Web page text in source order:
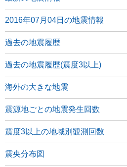
2016年07月04日の地震情報
過去の地震履歴
過去の地震履歴(震度3以上)
海外の大きな地震
震源地ごとの地震発生回数
震度3以上の地域別観測回数
震央分布図